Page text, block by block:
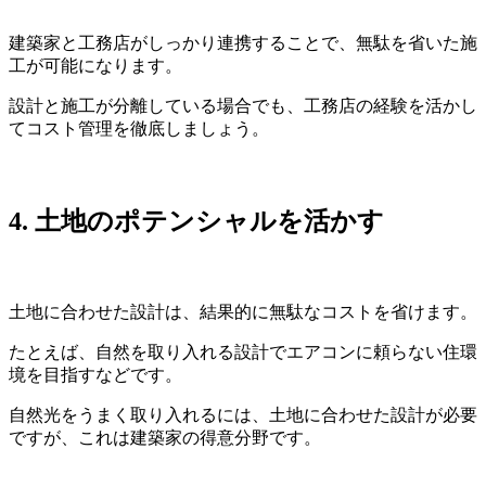
建築家と工務店がしっかり連携することで、無駄を省いた施
工が可能になります。
設計と施工が分離している場合でも、工務店の経験を活かし
てコスト管理を徹底しましょう。
4. 土地のポテンシャルを活かす
土地に合わせた設計は、結果的に無駄なコストを省けます。
たとえば、自然を取り入れる設計でエアコンに頼らない住環
境を目指すなどです。
自然光をうまく取り入れるには、土地に合わせた設計が必要
ですが、これは建築家の得意分野です。